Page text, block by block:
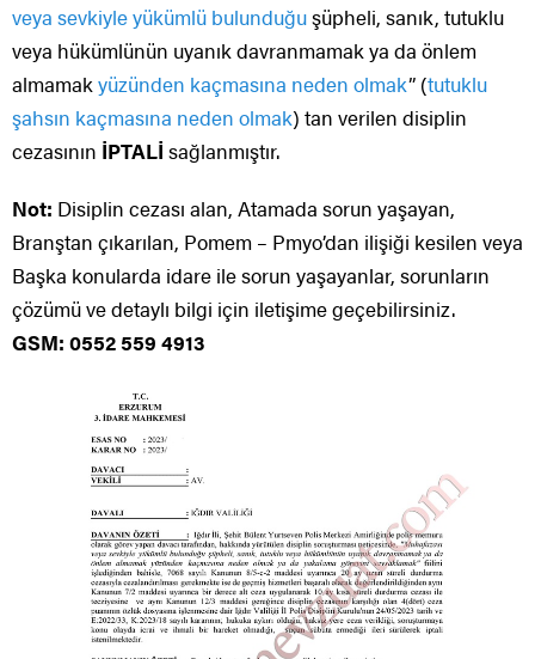
veya sevkiyle yükümlü bulunduğuşüpheli, sanık, tutuklu
veya hükümlünün uyanık davranmamak ya da önlem
almamakyüzünden kaçmasına neden olmak” (tutuklu
şahsın kaçmasına neden olmak) tan verilen disiplin
cezasının İPTALİ sağlanmıştır.
Not: Disiplin cezası alan, Atamada sorun yaşayan,
Branştan çıkarılan, Pomem – Pmyo’dan ilişiği kesilen veya
Başka konularda idare ile sorun yaşayanlar, sorunların
çözümü ve detaylı bilgi için iletişime geçebilirsiniz.
GSM: 0552 559 4913